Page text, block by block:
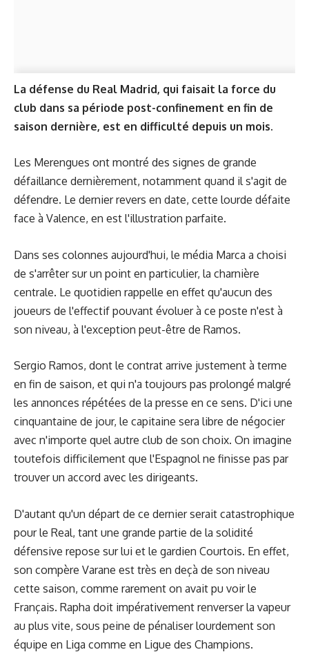
La défense du Real Madrid, qui faisait la force du
club dans sa période post-confinement en fin de
saison dernière, est en difficulté depuis un mois.
Les Merengues ont montré des signes de grande
défaillance dernièrement, notamment quand il s'agit de
défendre. Le dernier revers en date, cette lourde défaite
face à Valence, en est l'illustration parfaite.
Dans ses colonnes aujourd'hui, le média Marca a choisi
de s'arrêter sur un point en particulier, la charnière
centrale. Le quotidien rappelle en effet qu'aucun des
joueurs de l'effectif pouvant évoluer à ce poste n'est à
son niveau, à l'exception peut-être de Ramos.
Sergio Ramos, dont le contrat arrive justement à terme
en fin de saison, et qui n'a toujours pas prolongé malgré
les annonces répétées de la presse en ce sens. D'ici une
cinquantaine de jour, le capitaine sera libre de négocier
avec n'importe quel autre club de son choix. On imagine
toutefois difficilement que l'Espagnol ne finisse pas par
trouver un accord avec les dirigeants.
D'autant qu'un départ de ce dernier serait catastrophique
pour le Real, tant une grande partie de la solidité
défensive repose sur lui et le gardien Courtois. En effet,
son compère Varane est très en deçà de son niveau
cette saison, comme rarement on avait pu voir le
Français. Rapha doit impérativement renverser la vapeur
au plus vite, sous peine de pénaliser lourdement son
équipe en Liga comme en Ligue des Champions.